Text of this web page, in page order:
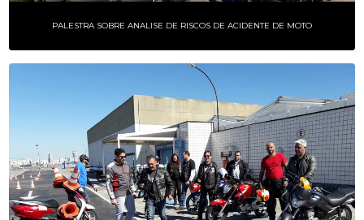
PALESTRA SOBRE ANALISE DE RISCOS DE ACIDENTE DE MOTO